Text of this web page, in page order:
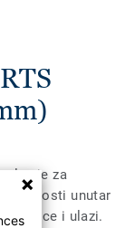
je za
unutar
i ulazi.